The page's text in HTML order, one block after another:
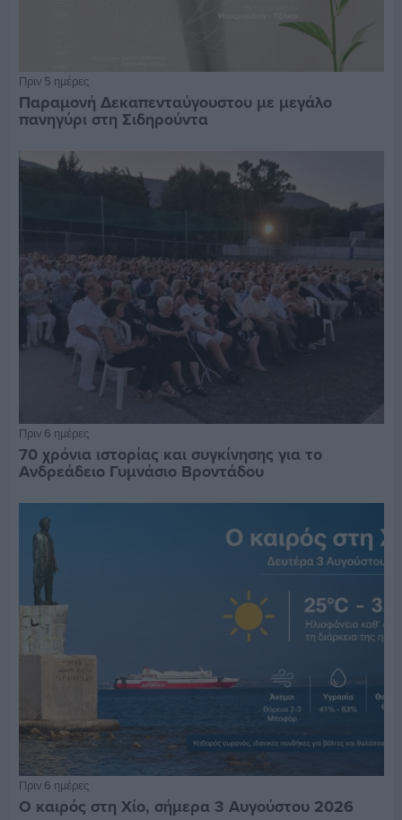
Πριν 5 ημέρες
Παραμονή Δεκαπενταύγουστου με μεγάλο
πανηγύρι στη Σιδηρούντα
Πριν 6 ημέρες
70 χρόνια ιστορίας και συγκίνησης για το
Ανδρεάδειο Γυμνάσιο Βροντάδου
Πριν 6 ημέρες
Ο καιρός στη Χίο, σήμερα 3 Αυγούστου 2026